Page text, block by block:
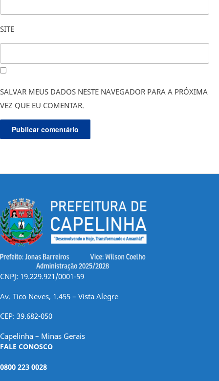
SITE
SALVAR MEUS DADOS NESTE NAVEGADOR PARA A PRÓXIMA
VEZ QUE EU COMENTAR.
CNPJ: 19.229.921/0001-59
Av. Tico Neves, 1.455 – Vista Alegre
CEP: 39.682-050
Capelinha – Minas Gerais
FALE CONOSCO
0800 223 0028